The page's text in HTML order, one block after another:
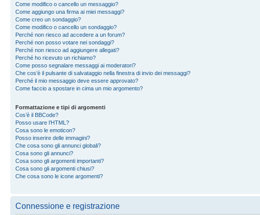
Come modifico o cancello un messaggio?
Come aggiungo una firma ai miei messaggi?
Come creo un sondaggio?
Come modifico o cancello un sondaggio?
Perché non riesco ad accedere a un forum?
Perché non posso votare nei sondaggi?
Perché non riesco ad aggiungere allegati?
Perché ho ricevuto un richiamo?
Come posso segnalare messaggi ai moderatori?
Che cos’è il pulsante di salvataggio nella finestra di invio dei messaggi?
Perché il mio messaggio deve essere approvato?
Come faccio a spostare in cima un mio argomento?
Formattazione e tipi di argomenti
Cos’è il BBCode?
Posso usare l’HTML?
Cosa sono le emoticon?
Posso inserire delle immagini?
Che cosa sono gli annunci globali?
Cosa sono gli annunci?
Cosa sono gli argomenti importanti?
Cosa sono gli argomenti chiusi?
Che cosa sono le icone argomenti?
Connessione e registrazione